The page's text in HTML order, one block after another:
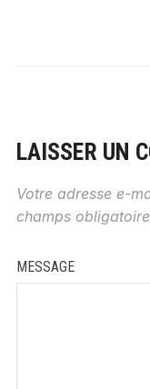
LAISSER UN
Votre adresse e-
champs
MESSAGE